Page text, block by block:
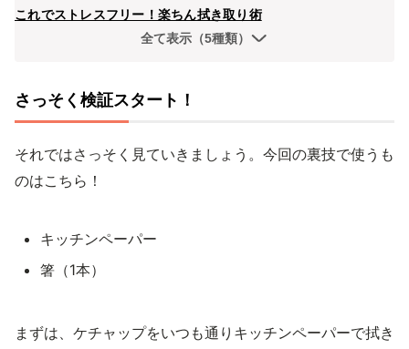
これでストレスフリー！楽ちん拭き取り術
全て表示（5種類）
さっそく検証スタート！
それではさっそく見ていきましょう。今回の裏技で使うも
のはこちら！
キッチンペーパー
箸（1本）
まずは、ケチャップをいつも通りキッチンペーパーで拭き